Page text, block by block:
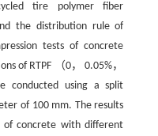
tire polymer fiber
the distribution rule of
tests of concrete
of RTPF （0， 0.05%，
using a split
of 100 mm. The results
of concrete with different